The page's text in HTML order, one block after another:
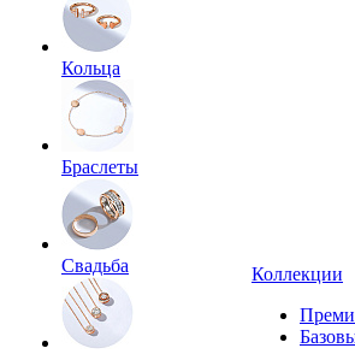
Кольца
Браслеты
Свадьба
Коллекции